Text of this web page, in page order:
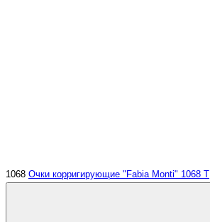
1068 Очки корригирующие "Fabia Monti" 1068 Т